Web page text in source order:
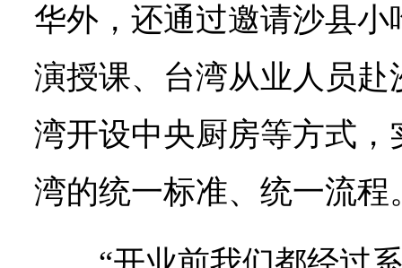
华外，还通过邀请沙县
演授课、台湾从业人员
湾开设中央厨房等方式
湾的统一标准、统一流程